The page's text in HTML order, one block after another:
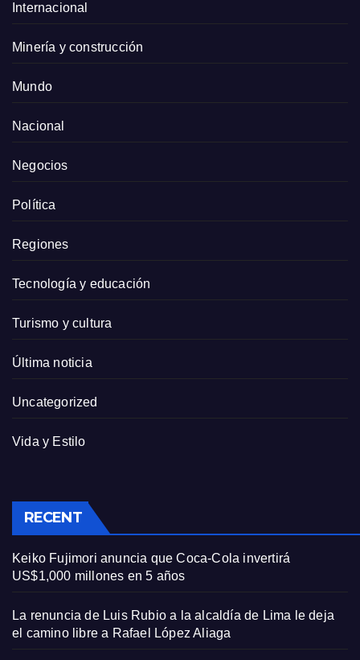
Internacional
Minería y construcción
Mundo
Nacional
Negocios
Política
Regiones
Tecnología y educación
Turismo y cultura
Última noticia
Uncategorized
Vida y Estilo
RECENT
Keiko Fujimori anuncia que Coca-Cola invertirá
US$1,000 millones en 5 años
La renuncia de Luis Rubio a la alcaldía de Lima le deja
el camino libre a Rafael López Aliaga